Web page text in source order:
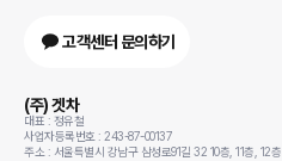
고객센터 문의하기
(주) 겟차
대표 : 정유철
사업자등록번호 : 243-87-00137
주소 : 서울특별시 강남구 삼성로91길 32 10층, 11층, 12층